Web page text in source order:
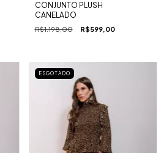
CONJUNTO PLUSH
CANELADO
R$1.198,00 R$599,00
ESGOTADO